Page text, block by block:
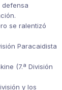
defensa
se ralentizó
Paracaidista
(7.ª División
y los